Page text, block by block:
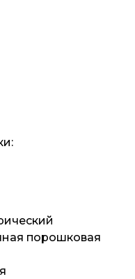
порошковая